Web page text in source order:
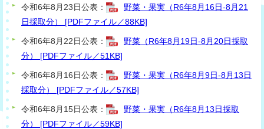
令和6年8月23日公表：
野菜・果実（R6年8月16日-8月21
日採取分） [PDFファイル／88KB]
令和6年8月22日公表：
野菜（R6年8月19日-8月20日採取
分） [PDFファイル／51KB]
令和6年8月16日公表：
野菜・果実（R6年8月9日-8月13日
採取分） [PDFファイル／57KB]
令和6年8月15日公表：
野菜・果実（R6年8月13日採取
分） [PDFファイル／59KB]